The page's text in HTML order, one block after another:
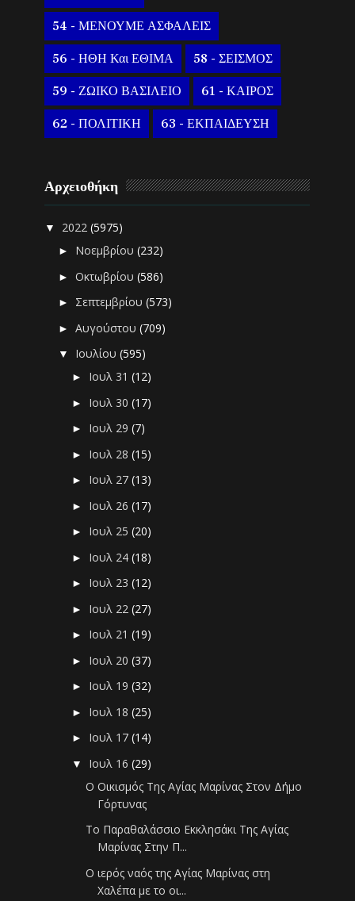
54 - ΜΕΝΟΥΜΕ ΑΣΦΑΛΕΙΣ
56 - ΗΘΗ Και ΕΘΙΜΑ 58 - ΣΕΙΣΜΟΣ
59 - ΖΩΙΚΟ ΒΑΣΙΛΕΙΟ 61 - ΚΑΙΡΟΣ
62 - ΠΟΛΙΤΙΚΗ 63 - ΕΚΠΑΙΔΕΥΣΗ
Αρχειοθήκη
▼ 2022(5975)
► Νοεμβρίου(232)
►Οκτωβρίου(586)
► Σεπτεμβρίου(573)
►Αυγούστου(709)
▼ Ιουλίου(595)
► Ιουλ 31(12)
► Ιουλ 30(17)
► Ιουλ 29(7)
► Ιουλ 28(15)
► Ιουλ 27(13)
► Ιουλ 26(17)
► Ιουλ 25(20)
► Ιουλ 24(18)
► Ιουλ 23(12)
► Ιουλ 22(27)
► Ιουλ 21(19)
► Ιουλ 20(37)
► Ιουλ 19(32)
► Ιουλ 18(25)
► Ιουλ 17(14)
▼ Ιουλ 16(29)
Ο Οικισμός Της Αγίας Μαρίνας Στον Δήμο
Γόρτυνας
Το Παραθαλάσσιο Εκκλησάκι Της Αγίας
Μαρίνας Στην Π...
Ο ιερός ναός της Αγίας Μαρίνας στη
Χαλέπα με το οι...